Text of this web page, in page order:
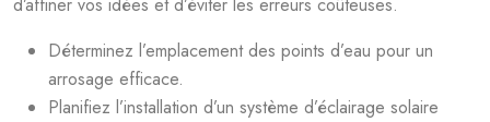
Déterminez l’emplacement des points d’eau pour un
arrosage efficace.
Planifiez l’installation d’un système d’éclairage solaire